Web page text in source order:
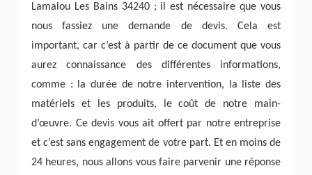
Lamalou Les Bains 34240 ; il est nécessaire que vous
nous fassiez une demande de devis. Cela est
important, car c’est à partir de ce document que vous
aurez connaissance des différentes informations,
comme : la durée de notre intervention, la liste des
matériels et les produits, le coût de notre main-
d’œuvre. Ce devis vous ait offert par notre entreprise
et c’est sans engagement de votre part. Et en moins de
24 heures, nous allons vous faire parvenir une réponse